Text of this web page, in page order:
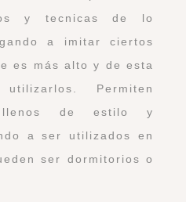
y tecnicas de lo
a imitar ciertos
es más alto y de esta
Permiten
llenos de estilo y
a ser utilizados en
ser dormitorios o